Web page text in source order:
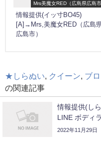
Mrs美魔女RED（広島県広島市
情報提供(イッ寸BO45)
[A]→Mrs,美魔女RED（広島
広島市）
★しらぬい, クイーン, ブ
の関連記事
情報提供(し
LINE ボディ
2022年11月29日